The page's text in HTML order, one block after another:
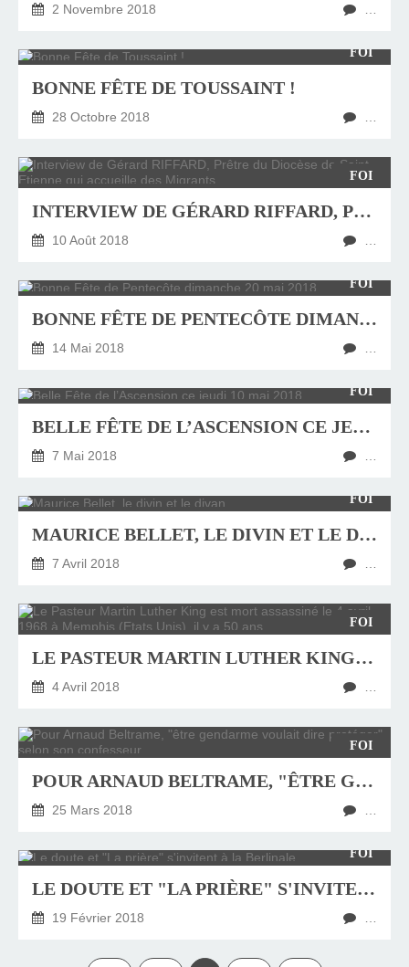
2 Novembre 2018
FOI
BONNE FÊTE DE TOUSSAINT !
28 Octobre 2018
FOI
INTERVIEW DE GÉRARD RIFFARD, PRÊTRE DU DIOCÈSE DE SAINT ETIENNE QUI ACCUEILLE DES MIGRANTS
10 Août 2018
FOI
BONNE FÊTE DE PENTECÔTE DIMANCHE 20 MAI 2018
14 Mai 2018
FOI
BELLE FÊTE DE L’ASCENSION CE JEUDI 10 MAI 2018
7 Mai 2018
FOI
MAURICE BELLET, LE DIVIN ET LE DIVAN
7 Avril 2018
FOI
LE PASTEUR MARTIN LUTHER KING EST MORT ASSASSINÉ LE 4 AVRIL 1968 À MEMPHIS (ETATS UNIS), IL Y A 50 ANS
4 Avril 2018
FOI
POUR ARNAUD BELTRAME, "ÊTRE GENDARME VOULAIT DIRE PROTÉGER", SELON SON CONFESSEUR
25 Mars 2018
FOI
LE DOUTE ET "LA PRIÈRE" S'INVITENT À LA BERLINALE
19 Février 2018